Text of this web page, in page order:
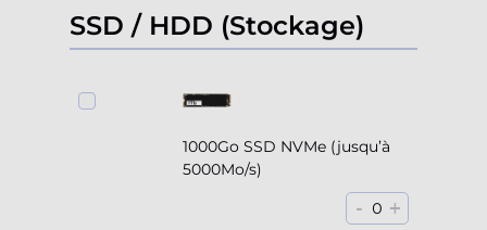
SSD / HDD (Stockage)
1000Go SSD NVMe (jusqu’à
5000Mo/s)
- 0 +